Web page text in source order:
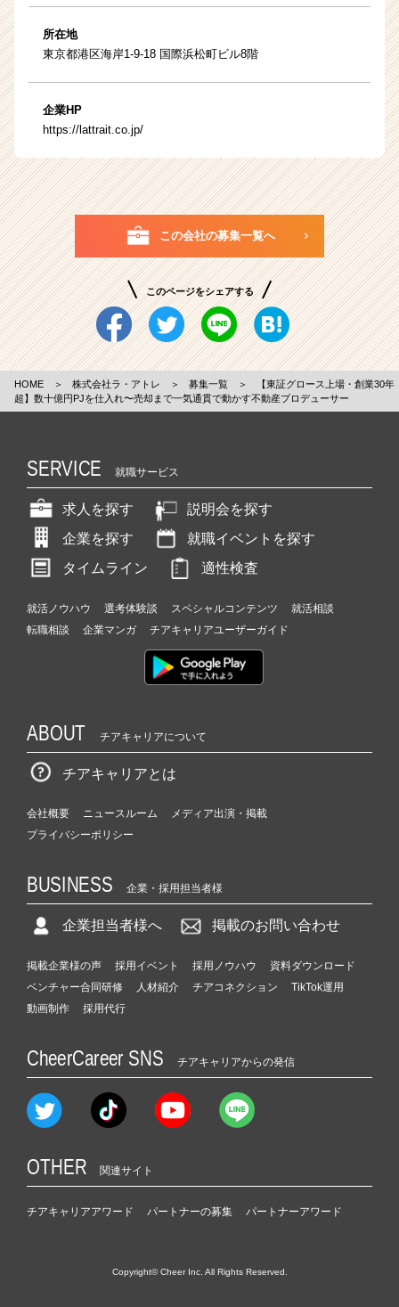
所在地
東京都港区海岸1-9-18 国際浜松町ビル8階
企業HP
https://lattrait.co.jp/
この会社の募集一覧へ
このページをシェアする
HOME ＞ 株式会社ラ・アトレ ＞ 募集一覧 ＞
【東証グロース上場・創業30年
超】数十億円PJを仕入れ〜売却まで一気通貫で動かす不動産プロデューサー
SERVICE 就職サービス
求人を探す
説明会を探す
企業を探す
就職イベントを探す
タイムライン
適性検査
就活ノウハウ 選考体験談 スペシャルコンテンツ
就活相談
転職相談
企業マンガ チアキャリアユーザーガイド
ABOUT チアキャリアについて
チアキャリアとは
会社概要 ニュースルーム
メディア出演・掲載
プライバシーポリシー
BUSINESS 企業・採用担当者様
企業担当者様へ 掲載のお問い合わせ
掲載企業様の声 採用イベント 採用ノウハウ
資料ダウンロード
ベンチャー合同研修
人材紹介 チアコネクション
TikTok運用
動画制作
採用代行
CheerCareer SNS チアキャリアからの発信
OTHER 関連サイト
チアキャリアアワード パートナーの募集 パートナーアワード
Copyright© Cheer Inc. All Rights Reserved.